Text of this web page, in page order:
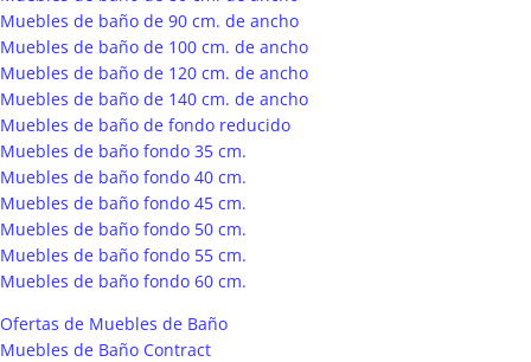
Muebles de baño de 90 cm. de ancho
Muebles de baño de 100 cm. de ancho
Muebles de baño de 120 cm. de ancho
Muebles de baño de 140 cm. de ancho
Muebles de baño de fondo reducido
Muebles de baño fondo 35 cm.
Muebles de baño fondo 40 cm.
Muebles de baño fondo 45 cm.
Muebles de baño fondo 50 cm.
Muebles de baño fondo 55 cm.
Muebles de baño fondo 60 cm.
Ofertas de Muebles de Baño
Muebles de Baño Contract